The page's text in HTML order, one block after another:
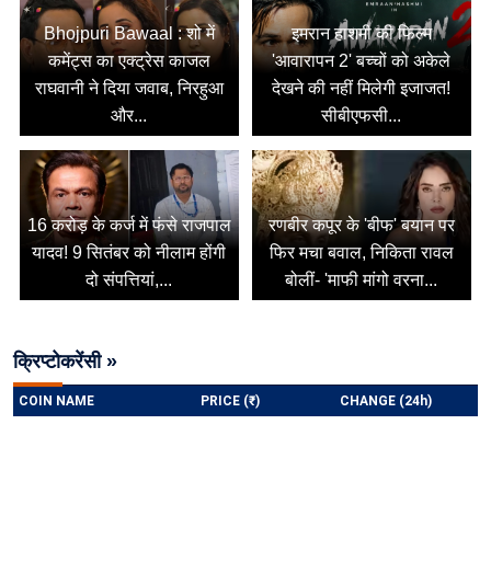
Bhojpuri Bawaal : शो में
कमेंट्स का एक्ट्रेस काजल
राघवानी ने दिया जवाब, निरहुआ
और...
इमरान हाशमी की फिल्म
'आवारापन 2' बच्चों को अकेले
देखने की नहीं मिलेगी इजाजत!
सीबीएफसी...
16 करोड़ के कर्ज में फंसे राजपाल
यादव! 9 सितंबर को नीलाम होंगी
दो संपत्तियां,...
रणबीर कपूर के 'बीफ' बयान पर
फिर मचा बवाल, निकिता रावल
बोलीं- 'माफी मांगो वरना...
क्रिप्टोकरेंसी »